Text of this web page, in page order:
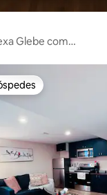
Glebe com
dos hóspedes